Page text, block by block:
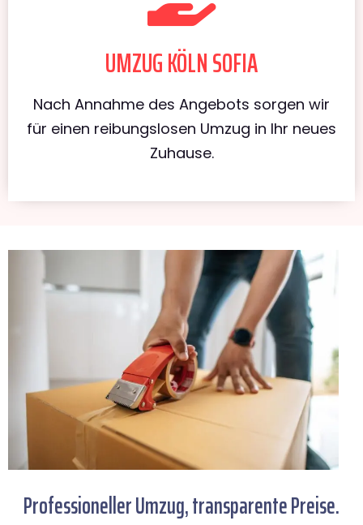
UMZUG KÖLN SOFIA
Nach Annahme des Angebots sorgen wir
für einen reibungslosen Umzug in Ihr neues
Zuhause.
Professioneller Umzug, transparente Preise.